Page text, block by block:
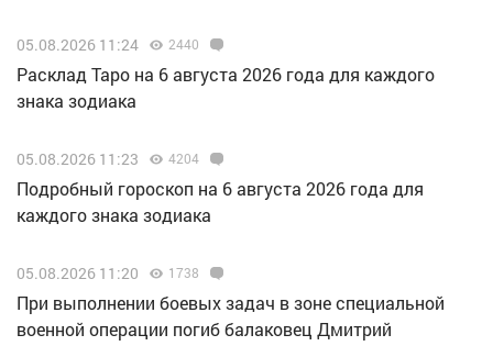
05.08.2026 11:24 2440
Расклад Таро на 6 августа 2026 года для каждого
знака зодиака
05.08.2026 11:23 4204
Подробный гороскоп на 6 августа 2026 года для
каждого знака зодиака
05.08.2026 11:20 1738
При выполнении боевых задач в зоне специальной
военной операции погиб балаковец Дмитрий